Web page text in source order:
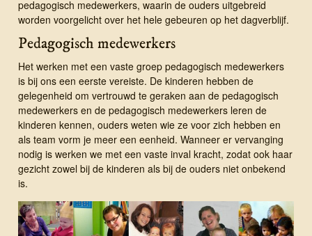
pedagogisch medewerkers, waarin de ouders uitgebreid
worden voorgelicht over het hele gebeuren op het dagverblijf.
Pedagogisch medewerkers
Het werken met een vaste groep pedagogisch medewerkers
is bij ons een eerste vereiste. De kinderen hebben de
gelegenheid om vertrouwd te geraken aan de pedagogisch
medewerkers en de pedagogisch medewerkers leren de
kinderen kennen, ouders weten wie ze voor zich hebben en
als team vorm je meer een eenheid. Wanneer er vervanging
nodig is werken we met een vaste inval kracht, zodat ook haar
gezicht zowel bij de kinderen als bij de ouders niet onbekend
is.